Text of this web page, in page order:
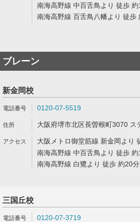
南海高野線 中百舌鳥より 徒歩
南海高野線 百舌鳥八幡より 徒歩
ブレーン
新金岡校
0120-07-5519
大阪府堺市北区長曽根町3070 ス
大阪メトロ御堂筋線 新金岡より
南海高野線 中百舌鳥より 徒歩
南海高野線 白鷺より 徒歩 約20分
三国丘校
0120-07-3719